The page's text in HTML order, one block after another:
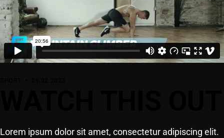
Lorem ipsum dolor sit amet, consectetur adipiscing elit.